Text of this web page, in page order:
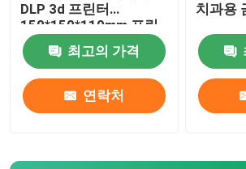
DLP 3d 프린터
150*150*110mm 프린
팅 사이즈
최고의 가격
연락처
치과용